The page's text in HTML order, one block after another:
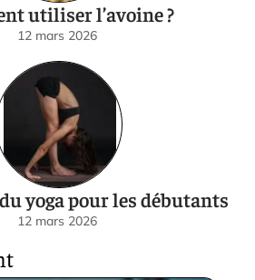
utiliser l’avoine ?
12 mars 2026
yoga pour les débutants
12 mars 2026